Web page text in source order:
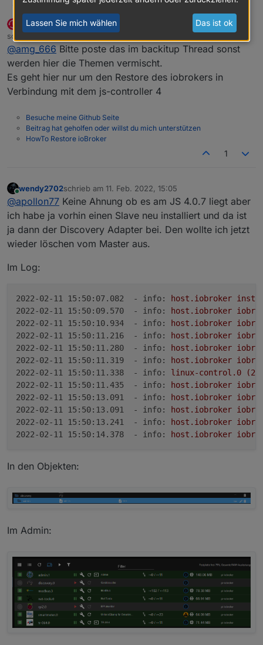
amg_666@simatec
ich hab den aktuellen js-controller drauf (4.0.8) und
backitup 2.3.0 grade installiert.
abgesetzten pi3b (auch mit 4.0.8)
Das lief alles fehlerfrei durch, aber ich habe ein
und das "hängt", keine Ahnung was da "undefined"
ist.
Started iobroker ...
[DEBUG] [iobroker] - host.iobroker 17009
[DEBUG] [iobroker] - host.iobroker 19191
[DEBUG] [iobroker] - done
[DEBUG] [historyDB] - compress from
Offline
simatec DEVELOPER MOST ACTIVE
schrieb am
zuletzt editiert von simatec2. Nov. 2022, 15:11
@amg_666 Bitte poste das im backitup Thread sonst
werden hier die Themen vermischt.
Es geht hier nur um den Restore des iobrokers in
Verbindung mit dem js-controller 4
Besuche meine Github Seite
Beitrag hat geholfen oder willst du mich unterstützen
HowTo Restore ioBroker
1
Online
wendy2702schrieb am 11. Feb. 2022, 15:05
zuletzt editiert von
@apollon77 Keine Ahnung ob es am JS 4.0.7 liegt aber
ich habe ja vorhin einen Slave neu installiert und da ist
ja dann der Discovery Adapter bei. Den wollte ich jetzt
wieder löschen vom Master aus.
Im Log:
2022-02-11 15:50:07.082  - info: host.iobroker
2022-02-11 15:50:09.570  - info:
host.iobroker
2022-02-11 15:50:10.934  - info:
host.iobroker
2022-02-11 15:50:11.216  - info:
host.iobroker
2022-02-11 15:50:11.280  - info:
host.iobroker
2022-02-11 15:50:11.319  - info:
host.iobroker
2022-02-11 15:50:11.338  - info:
linux-control.0
2022-02-11 15:50:11.435  - info:
host.iobroker
2022-02-11 15:50:13.091  - info:
host.iobroker
2022-02-11 15:50:13.091  - info:
host.iobroker
2022-02-11 15:50:13.241  - info:
host.iobroker
2022-02-11 15:50:14.378  - info:
host.iobroker
In den Objekten:
Im Admin:
Lassen Sie mich wählen Das ist ok